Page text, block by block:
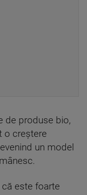
de produse bio,
o creștere
un model
este foarte